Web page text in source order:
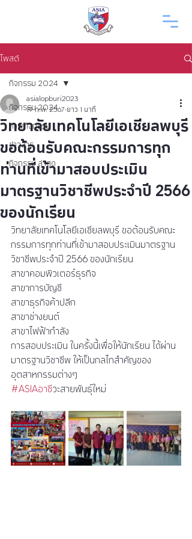
โพสต์
กิจกรรม 2024
ภาพกิจกรรม
ข่าวสาร
กิจกรรม ล่าสุด
กิจกรรม 2024
วิทยาลัยเทคโนโลยีเอเชียลพบุรี
ขอต้อนรับคณะกรรมการทุก
ท่านที่เข้ามาสอบประเมิน
มาตรฐานวิชาชีพประจำปี 2566
ของนักเรียน
asialopburi2023
19 ก.พ. 2567 ยาว 1 นาที
วิทยาลัยเทคโนโลยีเอเชียลพบุรี ขอต้อนรับคณะ
กรรมการทุกท่านที่เข้ามาสอบประเมินมาตรฐาน
วิชาชีพประจำปี 2566 ของนักเรียน
สาขาคอมพิวเตอร์ธุรกิจ
สาขาการบัญชี
สาขาธุรกิจค้าปลีก
สาขาช่างยนต์
สาขาไฟฟ้ากำลัง
การสอบประเมิน ในครั้งนี้เพื่อให้นักเรียน ได้ผ่าน
มาตรฐานวิชาชีพ ให้เป็นกลไกสำคัญของ
อุตสาหกรรมต่างๆ
#ASIAอาชีวะสายพันธุ์ใหม่